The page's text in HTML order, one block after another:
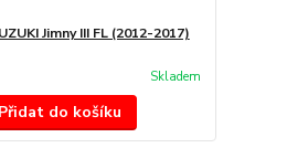
Jimny III FL (2012-2017)
Skladem
Přidat do košíku